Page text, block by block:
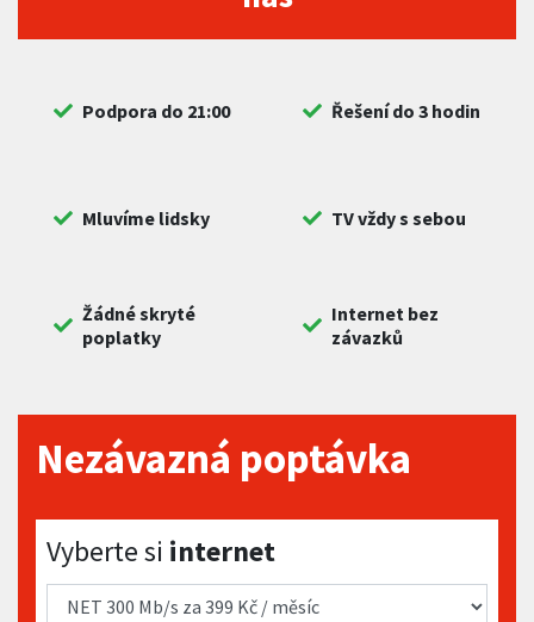
Podpora do 21:00 Řešení do 3 hodin
Mluvíme lidsky TV vždy s sebou
Žádné skryté
poplatky
Internet bez
závazků
Nezávazná poptávka
Vyberte si internet
Vyberte si internet